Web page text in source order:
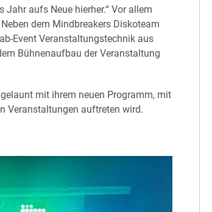
Jahr aufs Neue hierher.“ Vor allem
dem Mindbreakers Diskoteam
Event Veranstaltungstechnik aus
Bühnenaufbau der Veranstaltung
mit ihrem neuen Programm, mit
Veranstaltungen auftreten wird.